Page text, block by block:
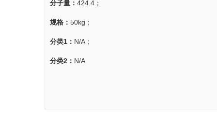
分子量： 424.4；
规格： 50kg；
分类1： N/A；
分类2： N/A